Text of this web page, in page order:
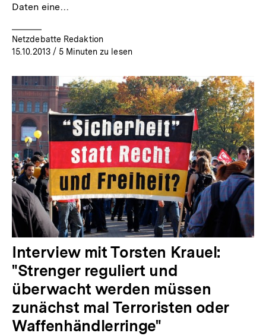
Daten eine…
Netzdebatte Redaktion
15.10.2013/ 5 Minuten zu lesen
Interview mit Torsten Krauel:
"Strenger reguliert und
überwacht werden müssen
zunächst mal Terroristen oder
Waffenhändlerringe"